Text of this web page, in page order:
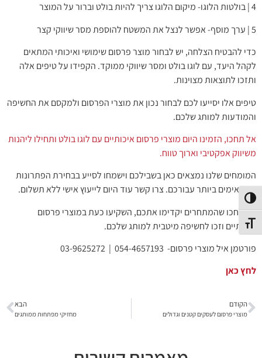
הפעל/כבה ניגודיות גבוהה
מתג גודל גופן
4 | בולטות הלוגו- מיקום הלוגו צריך להיות בולט וברור על המוצר
5 | ערך מוסף- אפשר לנצל את המשטח להוספת מסר שיווקי קצר
כדי להבטיח הצלחה, יש לבחור מוצר פרסום שימושי ואיכותי המתאים
לקהל היעד, עם לוגו בולט ומסר שיווקי ממוקד. הקפידו על טיפים אלה
ותזכו לתוצאות מצוינות.
טיפים אלו יסייעו לכם לבחור נכון את מוצרי הפרסום ולמקסם את החשיפה
והמודעות למותג שלכם.
אל תחכו, הזמינו היום מוצרי פרסום איכותיים עם לוגו בולט ותחילו ליהנות
משיווק אפקטיבי וארוך טווח.
המומחים שלנו נמצאים כאן בשבילכם וישמחו לסייע בבחירת הפתרונות
המתאימים ביותר עבורכם. צרו קשר עוד היום לייעוץ אישי ללא תשלום.
אל תחכו שהמתחרים יקדימו אתכם, השקיעו כעת במוצרי פרסום
איכותיים וזכו לחשיפה מיטבית למותג שלכם.
פורטמן איל מוצרי פרסום- 054-4657193 | 03-9625272
לחץ כאן
הקודם
מוצרי פרסום לעסקים קטנים וגדולים
הבא
מחזיקי מפתחות ממותגים